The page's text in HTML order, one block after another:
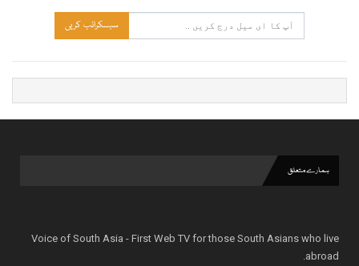
سبسکرائب کریں
ہمارے متعلق
Voice of South Asia - First Web TV for those South Asians who live
abroad.